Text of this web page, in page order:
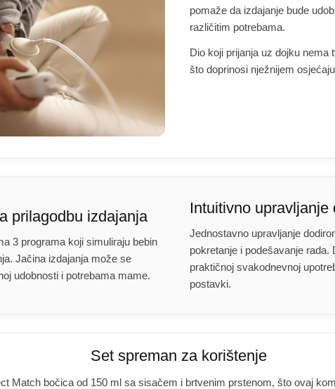
pomaže da izdajanje bude
različitim potrebama.
Dio koji prijanja uz dojku nema
što doprinosi nježnijem
prilagodbu izdajanja
3 programa koji simuliraju bebin
Jačina izdajanja može se
udobnosti i potrebama mame.
Intuitivno upravljanje
Jednostavno upravljanje
pokretanje i podešavanje rada.
praktičnoj svakodnevnoj
postavki.
Set spreman za korištenje
Match bočica od 150 ml sa sisačem i brtvenim prstenom, što ovaj